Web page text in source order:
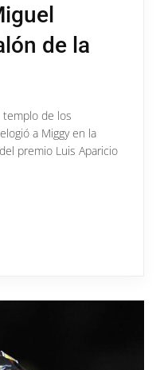
de la
templo de los
a Miggy en la
premio Luis Aparicio